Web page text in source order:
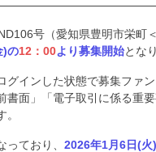
号（愛知県豊明市栄町
)の12：00より募集開始とな
グインした状態で募集ファ
書面」「電子取引に係る重
っており、 2026年1月6日(